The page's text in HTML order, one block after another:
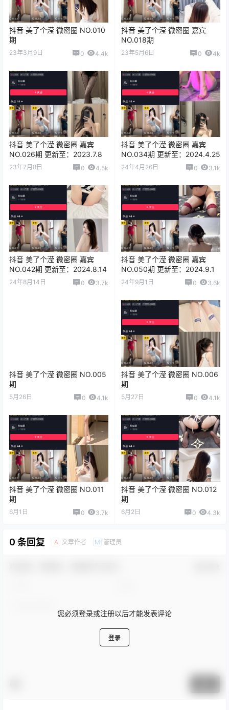
抖音 美了个滢 微密圈 NO.010
期
23年3月9日 0 4.4k
抖音 美了个滢 微密圈 嘉宾
NO.018期
23年5月6日 0 4k
抖音 美了个滢 微密圈 嘉宾
NO.026期 更新至：2023.7.8
23年7月8日 0 4.5k
抖音 美了个滢 微密圈 嘉宾
NO.034期 更新至：2024.4.25
24年4月26日 0 3.1k
抖音 美了个滢 微密圈 嘉宾
NO.042期 更新至：2024.8.14
24年8月14日 0 3.7k
抖音 美了个滢 微密圈 嘉宾
NO.050期 更新至：2024.9.1
24年9月1日 0 3.6k
抖音 美了个滢 微密圈 NO.005
期
5月26日 0 4.1k
抖音 美了个滢 微密圈 NO.006
期
5月27日 0 4.1k
抖音 美了个滢 微密圈 NO.011
期
6月1日 0 3.7k
抖音 美了个滢 微密圈 NO.012
期
6月2日 0 4.3k
0 条回复 A 文章作者 M 管理员
您必须登录或注册以后才能发表评论
登录